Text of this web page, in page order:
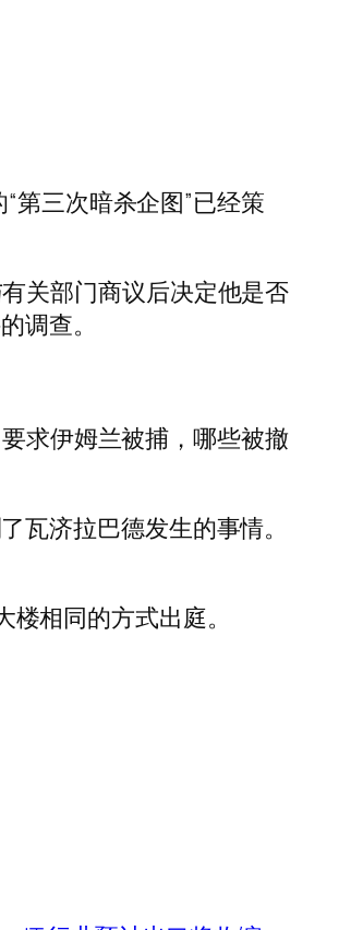
第三次暗杀企图”已经策
关部门商议后决定他是否
调查。
求伊姆兰被捕，哪些被撤
瓦济拉巴德发生的事情。
相同的方式出庭。